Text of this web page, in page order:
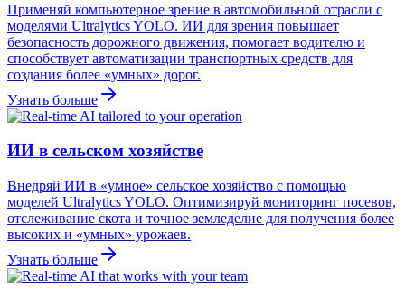
Применяй компьютерное зрение в автомобильной отрасли с
моделями Ultralytics YOLO. ИИ для зрения повышает
безопасность дорожного движения, помогает водителю и
способствует автоматизации транспортных средств для
создания более «умных» дорог.
Узнать больше
ИИ в сельском хозяйстве
Внедряй ИИ в «умное» сельское хозяйство с помощью
моделей Ultralytics YOLO. Оптимизируй мониторинг посевов,
отслеживание скота и точное земледелие для получения более
высоких и «умных» урожаев.
Узнать больше